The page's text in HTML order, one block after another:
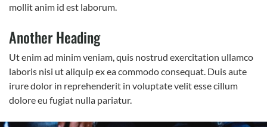
mollit anim id est laborum.
Another Heading
Ut enim ad minim veniam, quis nostrud exercitation ullamco
laboris nisi ut aliquip ex ea commodo consequat. Duis aute
irure dolor in reprehenderit in voluptate velit esse cillum
dolore eu fugiat nulla pariatur.